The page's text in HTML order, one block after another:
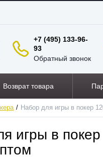
+7 (495) 133-96-
93
Обратный звонок
Возврат товара
Набор для игры в покер
игры в